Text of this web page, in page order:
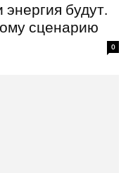
будут.
сценарию
0